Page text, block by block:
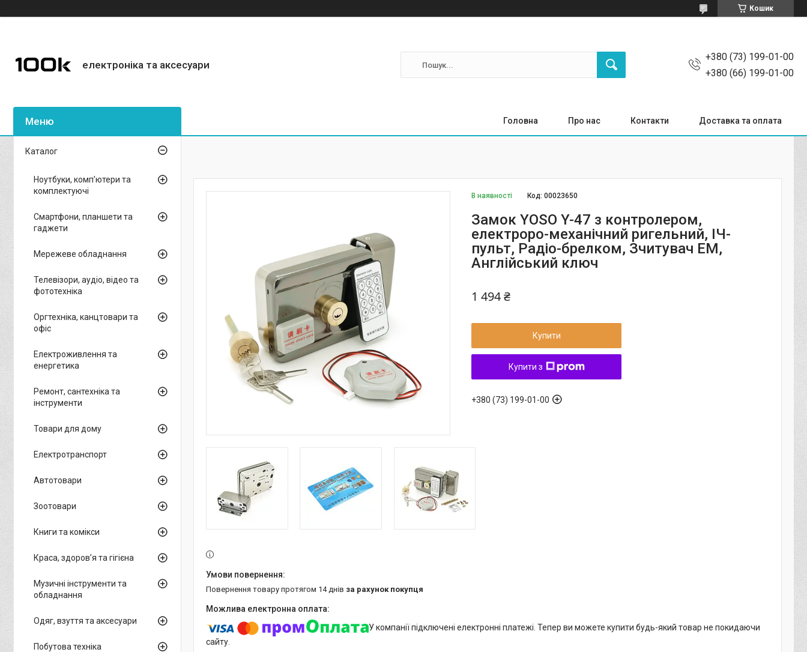
Кошик
електроніка та аксесуари
+380 (73) 199-01-00
+380 (66) 199-01-00
Головна Про нас Контакти Доставка та оплата
В наявності Код:00023650
Замок YOSO Y-47 з контролером,
електроро-механічний ригельний, ІЧ-
пульт, Радіо-брелком, Зчитувач ЕМ,
Англійський ключ
1 494 ₴
Купити
Купити з
+380 (73) 199-01-00
повернення товару протягом 14 днів за рахунок покупця
У компанії підключені електронні платежі. Тепер ви можете купити будь-який товар не покидаючи
сайту.
Каталог
Ноутбуки, комп’ютери та
комплектуючі
Смартфони, планшети та
гаджети
Мережеве обладнання
Телевізори, аудіо, відео та
фототехніка
Оргтехніка, канцтовари та
офіс
Електроживлення та
енергетика
Ремонт, сантехніка та
інструменти
Товари для дому
Електротранспорт
Автотовари
Зоотовари
Книги та комікси
Краса, здоров’я та гігієна
Музичні інструменти та
обладнання
Одяг, взуття та аксесуари
Побутова техніка